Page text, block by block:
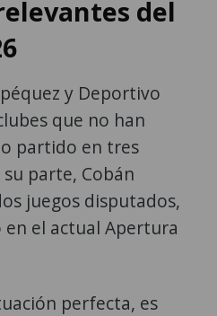
del
y Deportivo
que no han
partido en tres
parte, Cobán
juegos disputados,
el actual Apertura
perfecta, es